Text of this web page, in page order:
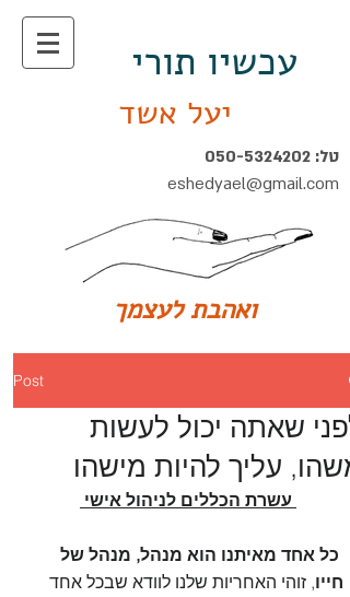
עכשיו תורי
יעל אשד
טל: 050-5324202
eshedyael@gmail.com
ואהבת לעצמך
Post
לפני שאתה יכול לעשות
משהו, עליך להיות מישהו
כל אחד מאיתנו הוא מנהל, מנהל של
חייו, זוהי האחריות שלנו לוודא שבכל אחד